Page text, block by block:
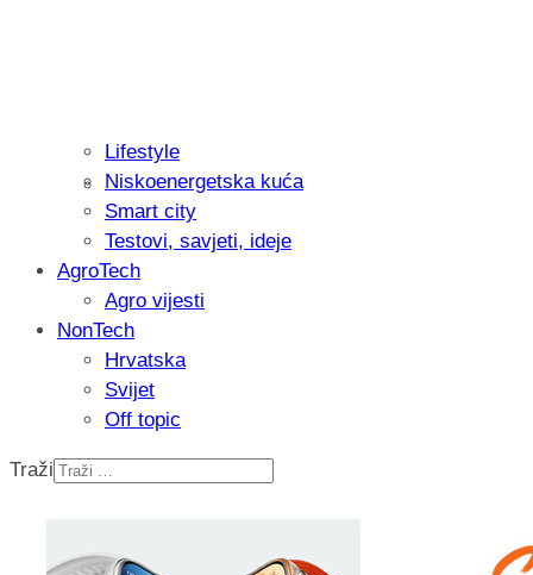
Isprobali smo: Thermostar
Lifestyle
Niskoenergetska kuća
Smart city
Testovi, savjeti, ideje
AgroTech
Agro vijesti
NonTech
Hrvatska
Svijet
Off topic
Traži